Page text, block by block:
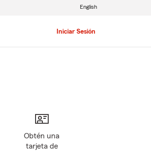
Iniciar Sesión
English
Obtén una
tarjeta de